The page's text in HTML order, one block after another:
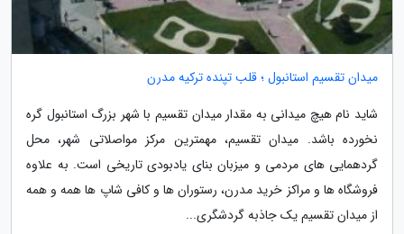
میدان تقسیم استانبول ؛ قلب تپنده ترکیه مدرن
شاید نام هیچ میدانی به مقدار میدان تقسیم با شهر بزرگ استانبول گره
نخورده باشد. میدان تقسیم، مهمترین مرکز مواصلاتی شهر، محل
گردهمایی های مردمی و میزبان بنای یادبودی تاریخی است. به علاوه
فروشگاه ها و مراکز خرید مدرن، رستوران ها و کافی شاپ ها همه و همه
از میدان تقسیم یک جاذبه گردشگری...